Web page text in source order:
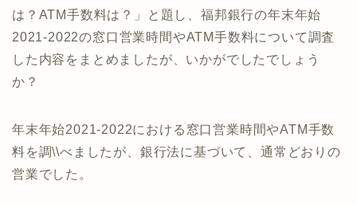
は？ATM手数料は？」と題し、福邦銀行の年末年始
2021-2022の窓口営業時間やATM手数料について調査
した内容をまとめましたが、いかがでしたでしょう
か？
年末年始2021-2022における窓口営業時間やATM手数
料を調\\べましたが、銀行法に基づいて、通常どおりの
営業でした。